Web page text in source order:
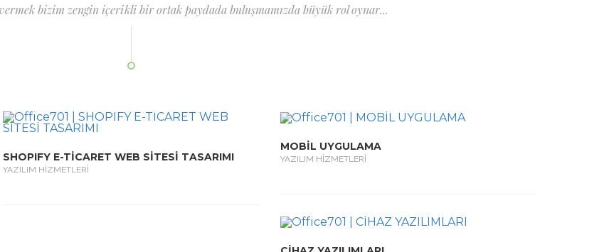
bizim zengin içerikli bir ortak paydada buluşmamızda büyük rol oynar...
SHOPIFY E-TİCARET WEB SİTESİ TASARIMI
YAZILIM HİZMETLERİ
MOBİL UYGULAMA
YAZILIM HİZMETLERİ